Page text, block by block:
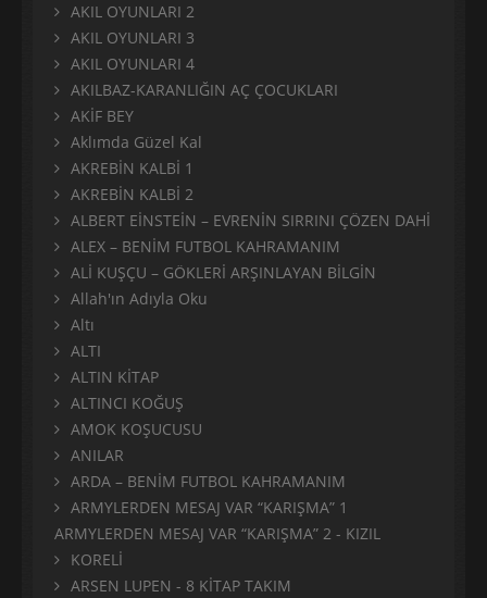
AKIL OYUNLARI 2
AKIL OYUNLARI 3
AKIL OYUNLARI 4
AKILBAZ-KARANLIĞIN AÇ ÇOCUKLARI
AKİF BEY
Aklımda Güzel Kal
AKREBİN KALBİ 1
AKREBİN KALBİ 2
ALBERT EİNSTEİN – EVRENİN SIRRINI ÇÖZEN DAHİ
ALEX – BENİM FUTBOL KAHRAMANIM
ALİ KUŞÇU – GÖKLERİ ARŞINLAYAN BİLGİN
Allah'ın Adıyla Oku
Altı
ALTI
ALTIN KİTAP
ALTINCI KOĞUŞ
AMOK KOŞUCUSU
ANILAR
ARDA – BENİM FUTBOL KAHRAMANIM
ARMYLERDEN MESAJ VAR “KARIŞMA” 1
ARMYLERDEN MESAJ VAR “KARIŞMA” 2 - KIZIL
KORELİ
ARSEN LUPEN - 8 KİTAP TAKIM